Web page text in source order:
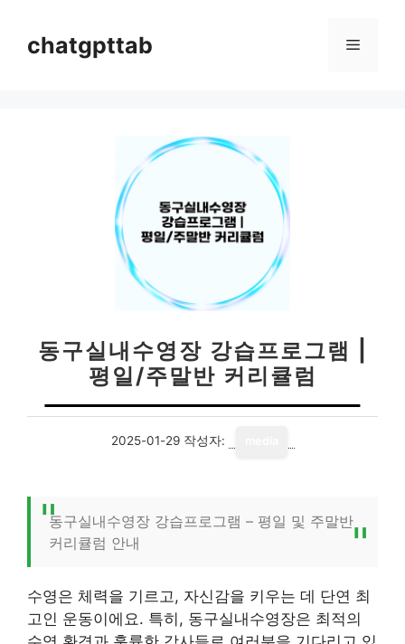
chatgpttab 메
동구실내수영장 강습프로그램 |
평일/주말반 커리큘럼
2025-01-29 작성자:
동구실내수영장 강습프로그램 – 평일 및 주말반
커리큘럼 안내
수영은 체력을 기르고, 자신감을 키우는 데 단연 최
고인 운동이에요. 특히, 동구실내수영장은 최적의